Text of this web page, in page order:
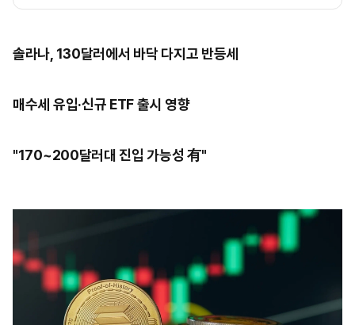
솔라나, 130달러에서 바닥 다지고 반등세
매수세 유입·신규 ETF 출시 영향
"170~200달러대 진입 가능성 有"